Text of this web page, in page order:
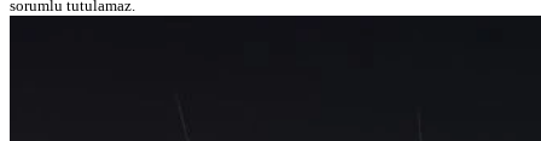
sorumlu tutulamaz.